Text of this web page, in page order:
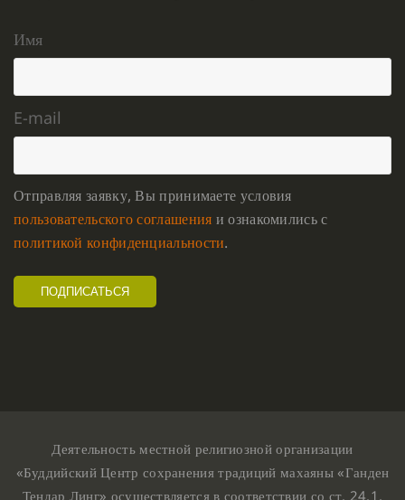
Имя
E-mail
Отправляя заявку, Вы принимаете условия
пользовательского соглашения и ознакомились с
политикой конфиденциальности.
Деятельность местной религиозной организации
«Буддийский Центр сохранения традиций махаяны «Ганден
Тендар Линг» осуществляется в соответствии со ст. 24.1,